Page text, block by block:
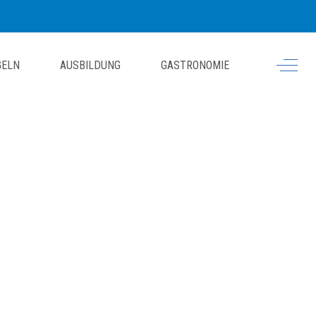
AUSBILDUNG GASTRONOMIE Off-